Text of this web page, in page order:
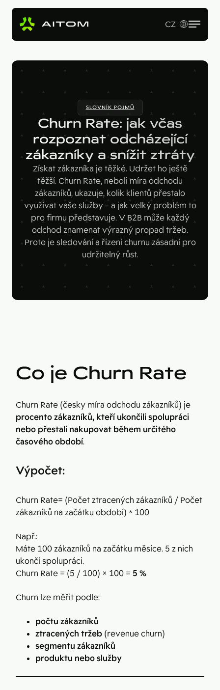
Vstupní studie
Tvorba webu a online aplikací
B2B marketing
AI Copy & SEO Booster
Soutěžní portál
Kariérní web
Pro koho
B2B firmy
Velké značky
Startupy
Technologie
Hotjar
Ahrefs
Google Looker Studio
Figma
Collabim
ActiveCampaign
Leady
Naše práce
O nás
Blog
Kontakt
EN
CZ
SLOVNÍK POJMŮ
Churn Rate: jak včas
rozpoznat odcházející
zákazníky a snížit ztráty
Získat zákazníka je těžké. Udržet ho ještě
těžší. Churn Rate, neboli míra odchodu
zákazníků, ukazuje, kolik klientů přestalo
využívat vaše služby – a jak velký problém to
pro firmu představuje. V B2B může každý
odchod znamenat výrazný propad tržeb.
Proto je sledování a řízení churnu zásadní pro
udržitelný růst.
Co je Churn Rate
Churn Rate (česky míra odchodu zákazníků) je
procento zákazníků, kteří ukončili spolupráci
nebo přestali nakupovat během určitého
časového období.
Výpočet:
Churn Rate= (Počet ztracených zákazníků / Počet
zákazníků na začátku období) * 100
Např.:
Máte 100 zákazníků na začátku měsíce. 5 z nich
ukončí spolupráci.
Churn Rate = (5 / 100) × 100 = 5 %
Churn lze měřit podle:
počtu zákazníků
ztracených tržeb (revenue churn)
segmentu zákazníků
produktu nebo služby